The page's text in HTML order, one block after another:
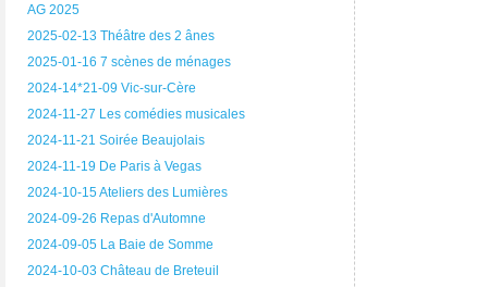
AG 2025
2025-02-13 Théâtre des 2 ânes
2025-01-16 7 scènes de ménages
2024-14*21-09 Vic-sur-Cère
2024-11-27 Les comédies musicales
2024-11-21 Soirée Beaujolais
2024-11-19 De Paris à Vegas
2024-10-15 Ateliers des Lumières
2024-09-26 Repas d'Automne
2024-09-05 La Baie de Somme
2024-10-03 Château de Breteuil